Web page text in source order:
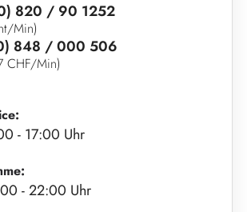
- 17:00 Uhr
- 22:00 Uhr
820 / 90 1252
Min)
848 / 000 506
CHF/Min)